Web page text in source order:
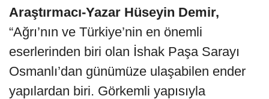
Araştırmacı-Yazar Hüseyin Demir,
“Ağrı’nın ve Türkiye’nin en önemli
eserlerinden biri olan İshak Paşa Sarayı
Osmanlı’dan günümüze ulaşabilen ender
yapılardan biri. Görkemli yapısıyla